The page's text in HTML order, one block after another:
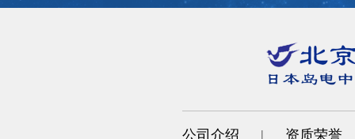
公司介绍 | 资质荣誉